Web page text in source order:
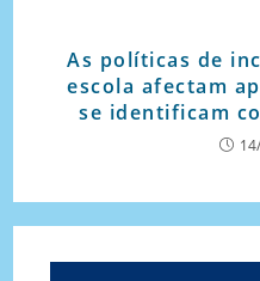
As políticas de
escola afectam
se identificam